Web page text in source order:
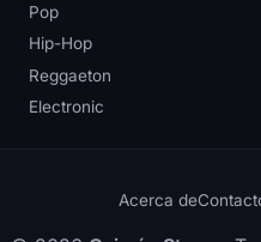
Pop
Hip-Hop
Reggaeton
Electronic
Acerca de